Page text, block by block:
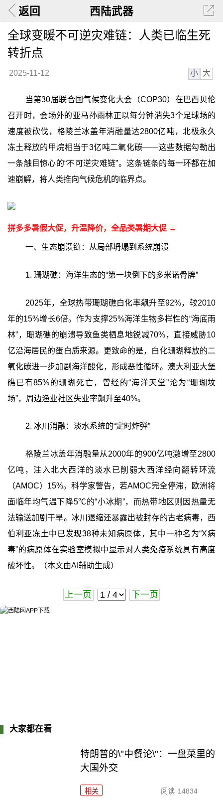
返回 西陆武器
全球变暖不可逆灾难链：人类已临生死
转折点
2025-11-12 小 大
当第30届联合国气候变化大会（COP30）在巴西贝伦
召开时，会场外的亚马孙雨林正以每分钟消失3个足球场的
速度被砍伐，格陵兰冰盖年消融量达2800亿吨，北极永久
冻土释放的甲烷相当于3亿吨二氧化碳——这些数据勾勒出
一条触目惊心的“不可逆灾难链”。这条链条的每一环都在加
速崩解，将人类推向气候危机的临界点。
拼多多暑假大促，升温降价，全品类暑期大促 →
一、生态崩溃链：从局部坍塌到系统崩溃
1. 珊瑚礁：海洋生态的“第一块倒下的多米诺骨牌”
2025年，全球热带珊瑚礁白化率飙升至92%，较2010
年的15%增长6倍。作为支撑25%海洋生物多样性的“海底雨
林”，珊瑚礁的崩溃导致鱼类栖息地锐减70%，直接威胁10
亿沿海居民的蛋白质来源。更致命的是，白化珊瑚释放的二
氧化碳进一步加剧海洋酸化，形成恶性循环。澳大利亚大堡
礁已有85%的珊瑚死亡，曾经的“海洋天堂”沦为“珊瑚坟
场”，周边渔业社区失业率飙升至40%。
2. 冰川消融：淡水系统的“定时炸弹”
格陵兰冰盖年消融量从2000年的900亿吨激增至2800
亿吨，注入北大西洋的淡水已削弱大西洋经向翻转环流
（AMOC）15%。科学家警告，若AMOC完全停滞，欧洲将
面临年均气温下降5℃的“小冰期”，而热带地区则因热量无
法输送加剧干旱。冰川退缩还暴露出被封存的古老病毒，西
伯利亚冻土中已发现38种未知病原体，其中一种名为“X病
毒”的病原体在实验室模拟中显示对人类免疫系统具有高度
破坏性。（本文由AI辅助生成）
上一页 下一页
大家都在看
特朗普的\"中餐论\"：一盘菜里的
大国外交
相关 阅读 14834